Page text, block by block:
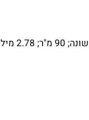
שקל למ"ר)